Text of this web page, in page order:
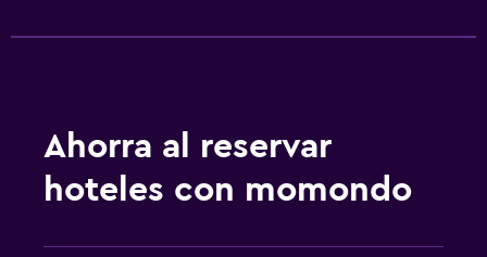
Ahorra al reservar
hoteles con momondo